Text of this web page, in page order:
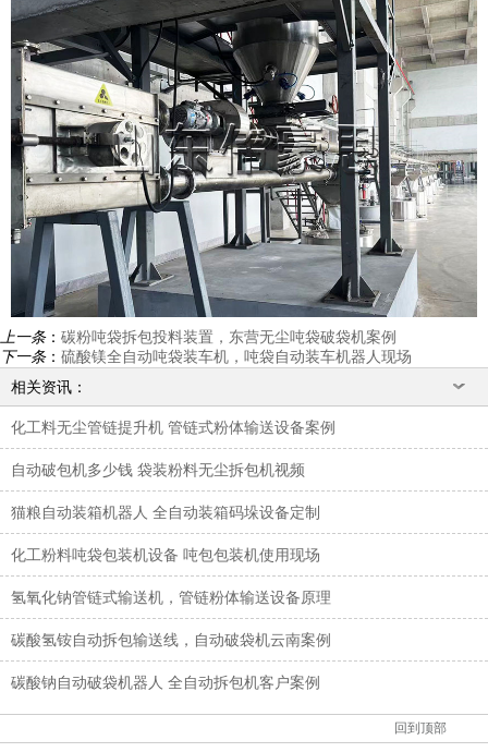
上一条： 碳粉吨袋拆包投料装置，东营无尘吨袋破袋机案例
下一条： 硫酸镁全自动吨袋装车机，吨袋自动装车机器人现场
相关资讯：
化工料无尘管链提升机 管链式粉体输送设备案例
自动破包机多少钱 袋装粉料无尘拆包机视频
猫粮自动装箱机器人 全自动装箱码垛设备定制
化工粉料吨袋包装机设备 吨包包装机使用现场
氢氧化钠管链式输送机，管链粉体输送设备原理
碳酸氢铵自动拆包输送线，自动破袋机云南案例
碳酸钠自动破袋机器人 全自动拆包机客户案例
回到顶部